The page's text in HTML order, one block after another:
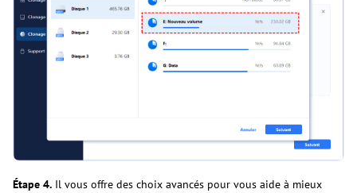
Étape 4. Il vous offre des choix avancés pour vous aide à mieux